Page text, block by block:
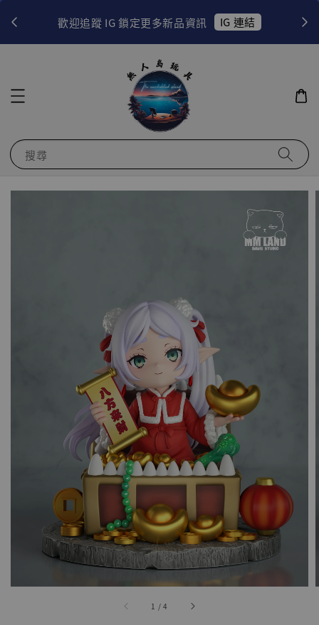
歡迎追蹤 IG 鎖定更多新品資訊 IG 連結
搜尋
1 /4